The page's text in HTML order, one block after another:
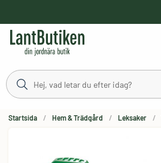
Startsida Hem & Trädgård Leksaker